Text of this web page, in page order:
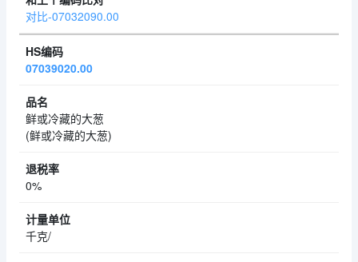
对比-07032090.00
07039020.00
鲜或冷藏的大葱
(鲜或冷藏的大葱)
0%
千克/